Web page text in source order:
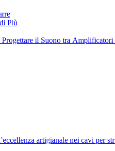
Più
Progettare il Suono tra
artigianale nei cavi per